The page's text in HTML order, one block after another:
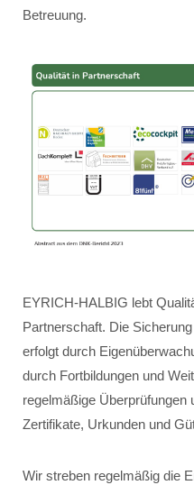
Betreuung.
EYRICH-HALBIG lebt
Partnerschaft. Die
erfolgt durch
durch Fortbildungen und
regelmäßige Überprüfungen
Zertifikate, Urkunden und
Wir streben regelmäßig die